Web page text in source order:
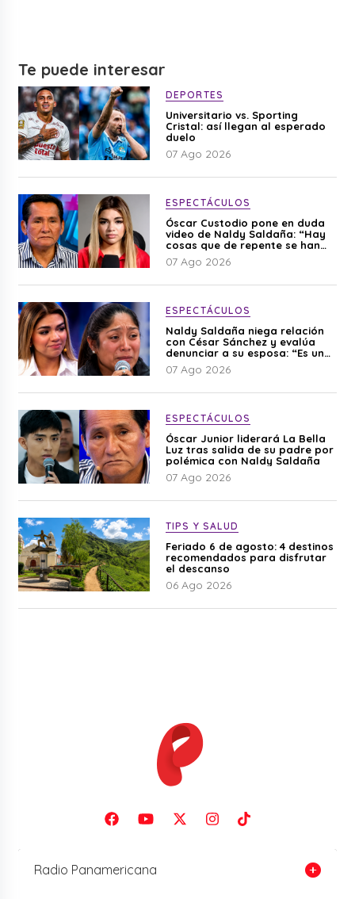
Te puede interesar
DEPORTES
Universitario vs. Sporting
Cristal: así llegan al esperado
duelo
07 Ago 2026
ESPECTÁCULOS
Óscar Custodio pone en duda
video de Naldy Saldaña: “Hay
cosas que de repente se han
editado”
07 Ago 2026
ESPECTÁCULOS
Naldy Saldaña niega relación
con César Sánchez y evalúa
denunciar a su esposa: “Es una
difamación”
07 Ago 2026
ESPECTÁCULOS
Óscar Junior liderará La Bella
Luz tras salida de su padre por
polémica con Naldy Saldaña
07 Ago 2026
TIPS Y SALUD
Feriado 6 de agosto: 4 destinos
recomendados para disfrutar
el descanso
06 Ago 2026
Radio Panamericana